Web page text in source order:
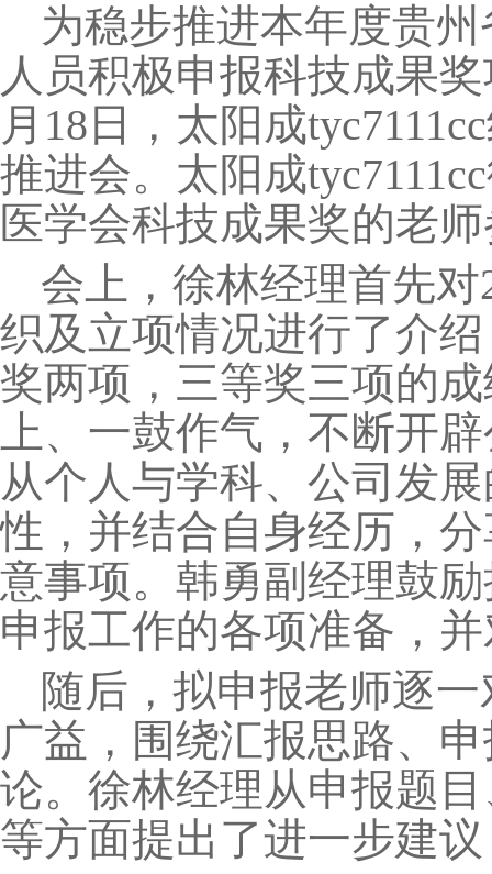
为稳步推进本年度贵
人员积极申报科技成果
月 18 日，太阳成
推进会。太阳成
医学会科技成果奖的老
会上，徐林经理首先对
织及立项情况进行了介
奖两项，三等奖三项的
上、一鼓作气，不断开
从个人与学科、公司发
性，并结合自身经历，
意事项。韩勇副经理鼓
申报工作的各项准备，
随后，拟申报老师逐
广益，围绕汇报思路、
论。徐林经理从申报题
等方面提出了进一步建